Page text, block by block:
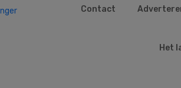
Contact
Het